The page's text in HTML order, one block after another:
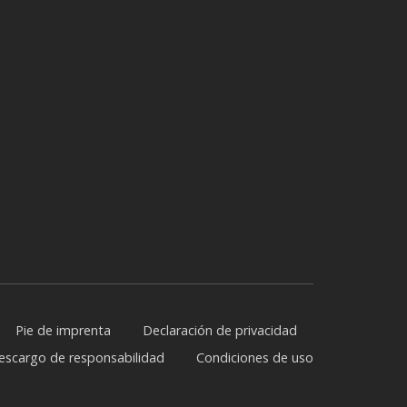
Pie de imprenta
Declaración de privacidad
de responsabilidad
Condiciones de uso